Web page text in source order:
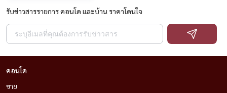
รับข่าวสารรายการ คอนโด และบ้าน ราคาโดนใจ
คอนโด
ขาย